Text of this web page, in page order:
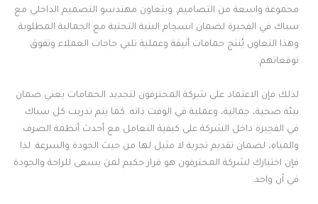
مجموعة واسعة من التصاميم. ويتعاون مهندسو التصميم الداخلي مع
سباك في الفجيرة لضمان انسجام البنية التحتية مع الجمالية المطلوبة.
وهذا التعاون يُنتج حمامات أنيقة وعملية تلبي حاجات العملاء وتفوق
توقعاتهم.
لذلك فإن الاعتماد على شركة المحترفون لتجديد الحمامات يعني ضمان
بيئة صحية، جمالية، وعملية في الوقت ذاته. كما يتم تدريب كل سباك
في الفجيرة داخل الشركة على كيفية التعامل مع أحدث أنظمة الصرف
والمياه، لضمان تقديم تجربة لا مثيل لها من حيث الجودة والسرعة. لذا
فإن اختيارك لشركة المحترفون هو قرار حكيم لمن يسعى للراحة والجودة
في آن واحد.